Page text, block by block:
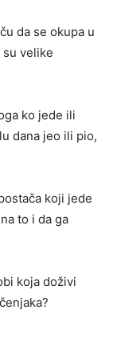
da se okupa u
su velike
ko jede ili
dana jeo ili pio,
koji jede
to i da ga
koja doživi